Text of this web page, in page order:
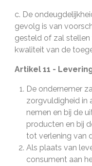
c. De
gevolg is van
gesteld of zal stellen
kwaliteit van de
Artikel 11 -
De ondernemer
zorgvuldigheid in
nemen en bij de
producten en bij
tot verlening van
Als plaats van
consument aan